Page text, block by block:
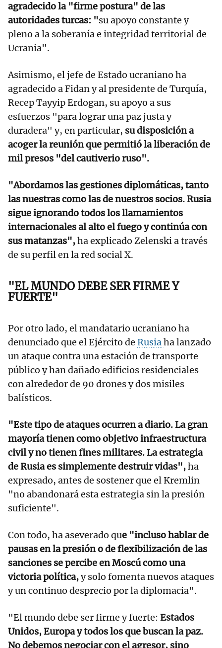
agradecido la "firme postura" de las
autoridades turcas: "su apoyo constante y
pleno a la soberanía e integridad territorial de
Ucrania".
Asimismo, el jefe de Estado ucraniano ha
agradecido a Fidan y al presidente de Turquía,
Recep Tayyip Erdogan, su apoyo a sus
esfuerzos "para lograr una paz justa y
duradera" y, en particular, su disposición a
acoger la reunión que permitió la liberación de
mil presos "del cautiverio ruso".
"Abordamos las gestiones diplomáticas, tanto
las nuestras como las de nuestros socios. Rusia
sigue ignorando todos los llamamientos
internacionales al alto el fuego y continúa con
sus matanzas",ha explicado Zelenski a través
de su perfil en la red social X.
"EL MUNDO DEBE SER FIRME Y
FUERTE"
Por otro lado, el mandatario ucraniano ha
denunciado que el Ejército de Rusiaha lanzado
un ataque contra una estación de transporte
público y han dañado edificios residenciales
con alrededor de 90 drones y dos misiles
balísticos.
"Este tipo de ataques ocurren a diario. La gran
mayoría tienen como objetivo infraestructura
civil y no tienen fines militares. La estrategia
de Rusia es simplemente destruir vidas",ha
expresado, antes de sostener que el Kremlin
"no abandonará esta estrategia sin la presión
suficiente".
Con todo, ha aseverado que "incluso hablar de
pausas en la presión o de flexibilización de las
sanciones se percibe en Moscú como una
victoria política,y solo fomenta nuevos ataques
y un continuo desprecio por la diplomacia".
"El mundo debe ser firme y fuerte: Estados
Unidos, Europa y todos los que buscan la paz.
No debemos negociar con el agresor, sino